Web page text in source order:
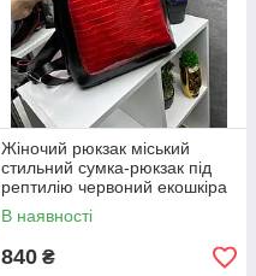
Жіночий рюкзак міський
стильний сумка-рюкзак під
рептилію червоний екошкіра
В наявності
840 ₴